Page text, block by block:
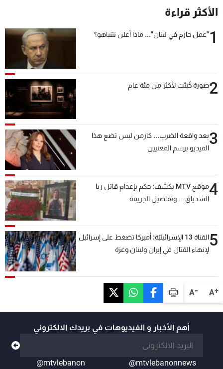
A+
A-
الأكثر قراءة
1"عمل حازم في لبنان"... ماذا أعلن نتنياهو؟
2صورة خُبئت لأكثر من مئة عام
3بعد واقعة الضرب... كارمن لبس تضع هذا
الفيديو برسم المعنيين
4
موقع MTV يكشف: حكم بإعدام قاتل ريا
الشدياق… وتفاصيل الجريمة
5
القناة 13 الإسرائيليّة: أميركا تضغط على إسرائيل
لإنهاء القتال في إيران ولبنان وغزة
أهم الأخبار و الفيديوهات في بريدك الالكتروني
@mtvlebanonnews
@mtvlebanon